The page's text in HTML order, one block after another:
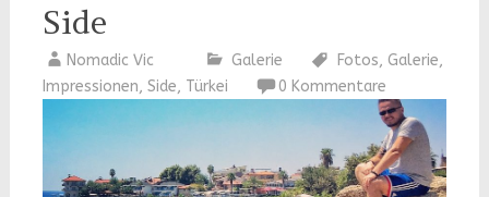
Side
Nomadic Vic Galerie Fotos, Galerie,
Impressionen, Side, Türkei 0 Kommentare